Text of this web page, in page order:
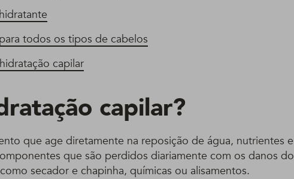
todos os tipos de cabelos
capilar
capilar?
que age diretamente na reposição de água, nutrientes e
que são perdidos diariamente com os danos do
secador e chapinha, químicas ou alisamentos.